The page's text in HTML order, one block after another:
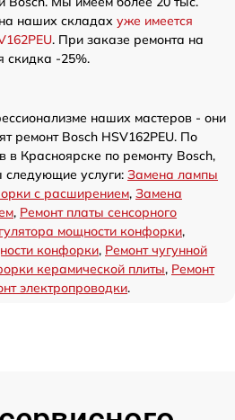
наших складах уже имеется
. При заказе ремонта на
скидка -25%.
наших мастеров - они
ремонт Bosch HSV162PEU. По
Красноярске по ремонту Bosch,
следующие услуги: Замена лампы
с расширением, Замена
, Ремонт платы сенсорного
мощности конфорки,
конфорки, Ремонт чугунной
керамической плиты, Ремонт
электропроводки.